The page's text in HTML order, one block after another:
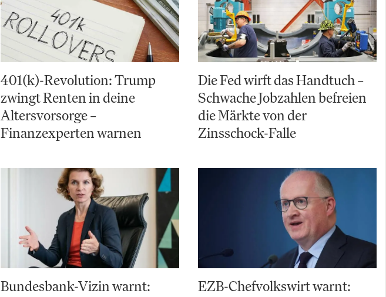
401(k)-Revolution: Trump
zwingt Renten in deine
Altersvorsorge –
Finanzexperten warnen
Die Fed wirft das Handtuch –
Schwache Jobzahlen befreien
die Märkte von der
Zinsschock-Falle
Bundesbank-Vizin warnt:
EZB-Chefvolkswirt warnt: